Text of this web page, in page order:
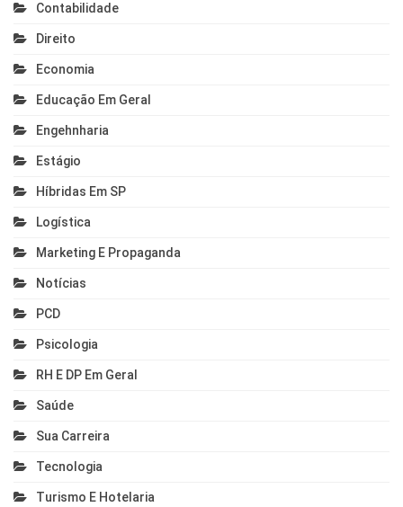
Contabilidade
Direito
Economia
Educação Em Geral
Engehnharia
Estágio
Híbridas Em SP
Logística
Marketing E Propaganda
Notícias
PCD
Psicologia
RH E DP Em Geral
Saúde
Sua Carreira
Tecnologia
Turismo E Hotelaria